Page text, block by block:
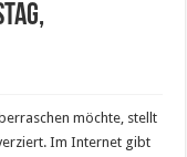
möchte, stellt
Im Internet gibt